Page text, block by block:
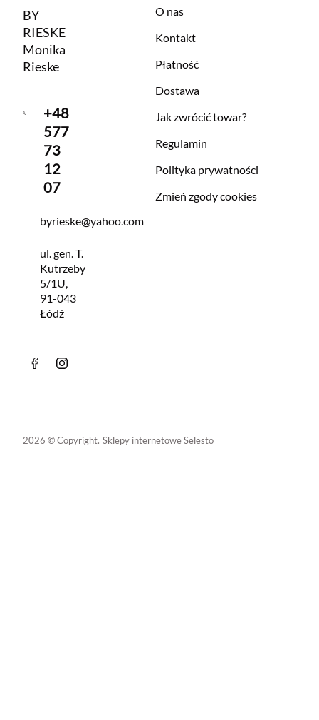
BY
RIESKE
Monika
Rieske
+48
577
73
12
07
byrieske@yahoo.com
ul. gen. T.
Kutrzeby
5/1U,
91-043
Łódź
O nas
Kontakt
Płatność
Dostawa
Jak zwrócić towar?
Regulamin
Polityka prywatności
Zmień zgody cookies
2026 © Copyright. Sklepy internetowe Selesto